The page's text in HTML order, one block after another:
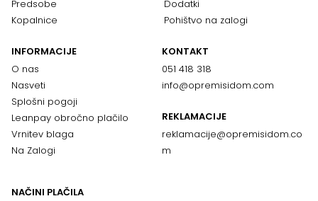
Predsobe
Kopalnice
Dodatki
Pohištvo na zalogi
INFORMACIJE
O nas
Nasveti
Splošni pogoji
Leanpay obročno plačilo
Vrnitev blaga
Na Zalogi
KONTAKT
051 418 318
info@opremisidom.com
REKLAMACIJE
reklamacije@opremisidom.co
m
NAČINI PLAČILA